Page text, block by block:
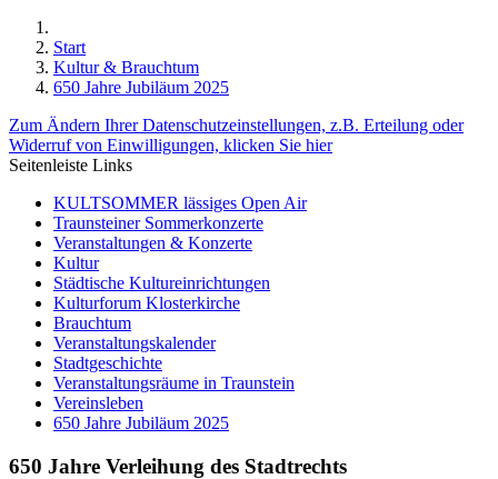
Start
Kultur & Brauchtum
650 Jahre Jubiläum 2025
Zum Ändern Ihrer Datenschutzeinstellungen, z.B. Erteilung oder
Widerruf von Einwilligungen, klicken Sie hier
Seitenleiste Links
KULTSOMMER lässiges Open Air
Traunsteiner Sommerkonzerte
Veranstaltungen & Konzerte
Kultur
Städtische Kultureinrichtungen
Kulturforum Klosterkirche
Brauchtum
Veranstaltungskalender
Stadtgeschichte
Veranstaltungsräume in Traunstein
Vereinsleben
650 Jahre Jubiläum 2025
650 Jahre Verleihung des Stadtrechts